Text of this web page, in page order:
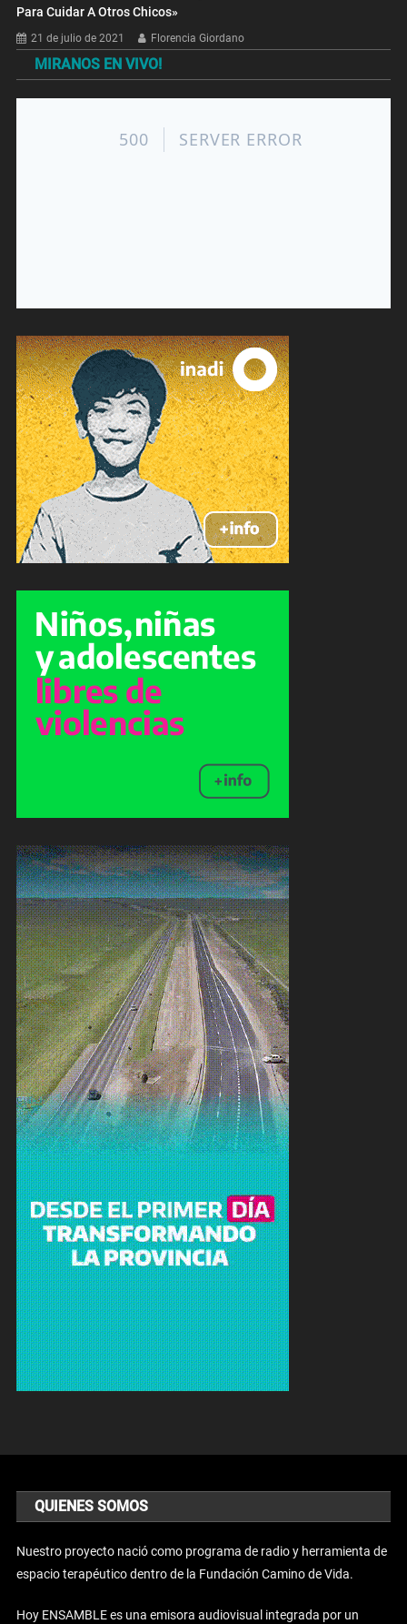
Para Cuidar A Otros Chicos»
21 de julio de 2021 Florencia Giordano
MIRANOS EN VIVO!
QUIENES SOMOS
Nuestro proyecto nació como programa de radio y herramienta de
espacio terapéutico dentro de la Fundación Camino de Vida.
Hoy ENSAMBLE es una emisora audiovisual integrada por un